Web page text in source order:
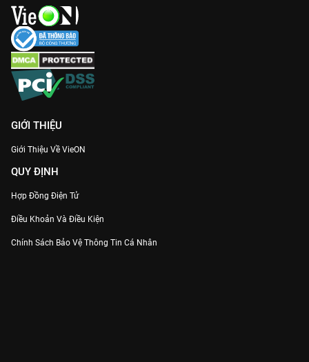
GIỚI THIỆU
Giới Thiệu Về VieON
QUY ĐỊNH
Hợp Đồng Điện Tử
Điều Khoản Và Điều Kiện
Chính Sách Bảo Vệ Thông Tin Cá Nhân